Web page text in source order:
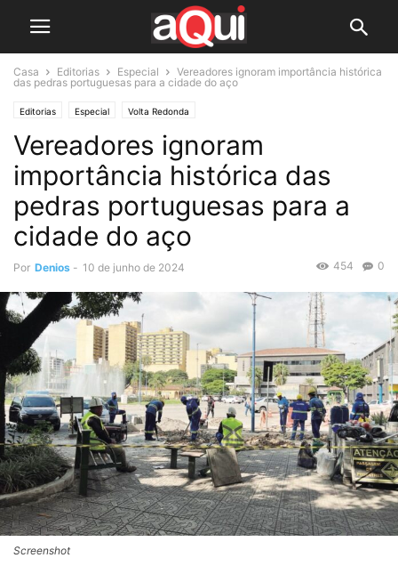
Casa Editorias Especial
Vereadores ignoram importância histórica
das pedras portuguesas para a cidade do aço
Editorias Especial Volta Redonda
Vereadores ignoram
importância histórica das
pedras portuguesas para a
cidade do aço
Por Denios - 10 de junho de 2024 0
454
Screenshot